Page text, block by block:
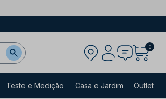
0
Teste e Medição Casa e Jardim Outlet